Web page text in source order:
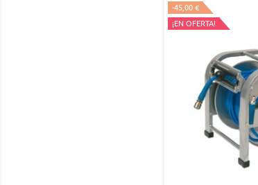
¡EN OFERTA!
-45,00 €